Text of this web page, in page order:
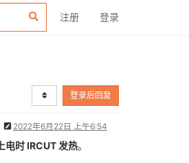
注册 登录
登录后回复
2022年6月22日 上午6:54
上电时 IRCUT 发热。